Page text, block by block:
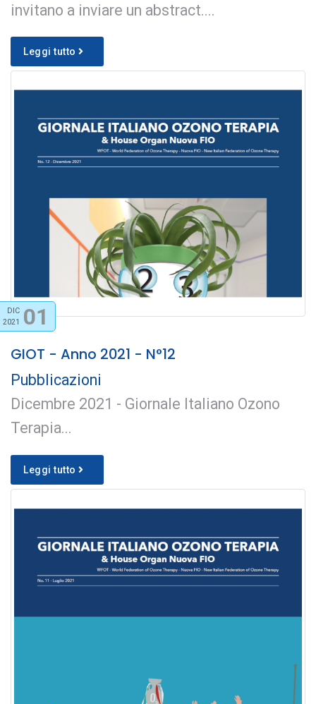
invitano a inviare un abstract....
Leggi tutto
DIC
2021
01
GIOT - Anno 2021 - N°12
Pubblicazioni
Dicembre 2021 - Giornale Italiano Ozono
Terapia...
Leggi tutto